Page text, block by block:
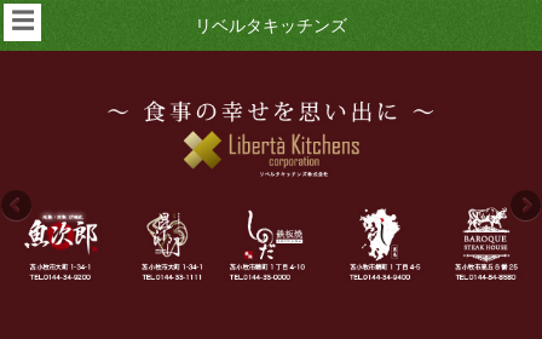
リベルタキッチンズ
☰